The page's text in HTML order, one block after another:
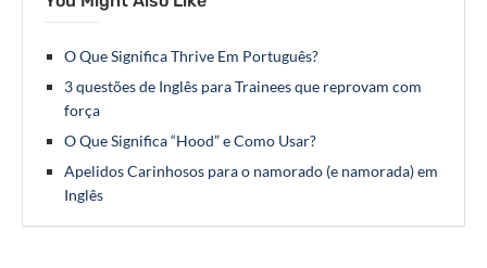
O Que Significa Thrive Em Português?
3 questões de Inglês para Trainees que reprovam com
força
O Que Significa “Hood” e Como Usar?
Apelidos Carinhosos para o namorado (e namorada) em
Inglês